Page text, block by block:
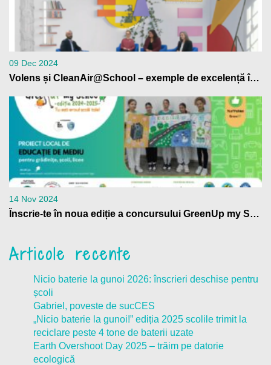
09 Dec 2024
Volens și CleanAir@School – exemple de excelență în educația climatică, la Bruxelles
14 Nov 2024
Înscrie-te în noua ediție a concursului GreenUp my School
Articole recente
Nicio baterie la gunoi 2026: înscrieri deschise pentru
școli
Gabriel, poveste de sucCES
„Nicio baterie la gunoi!” ediția 2025 scolile trimit la
reciclare peste 4 tone de baterii uzate
Earth Overshoot Day 2025 – trăim pe datorie
ecologică